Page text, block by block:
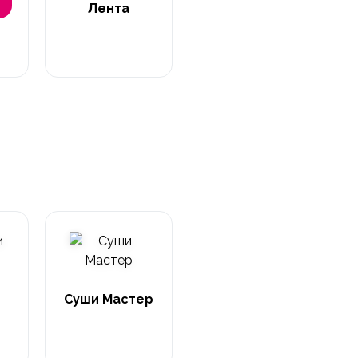
Лента
Суши Мастер